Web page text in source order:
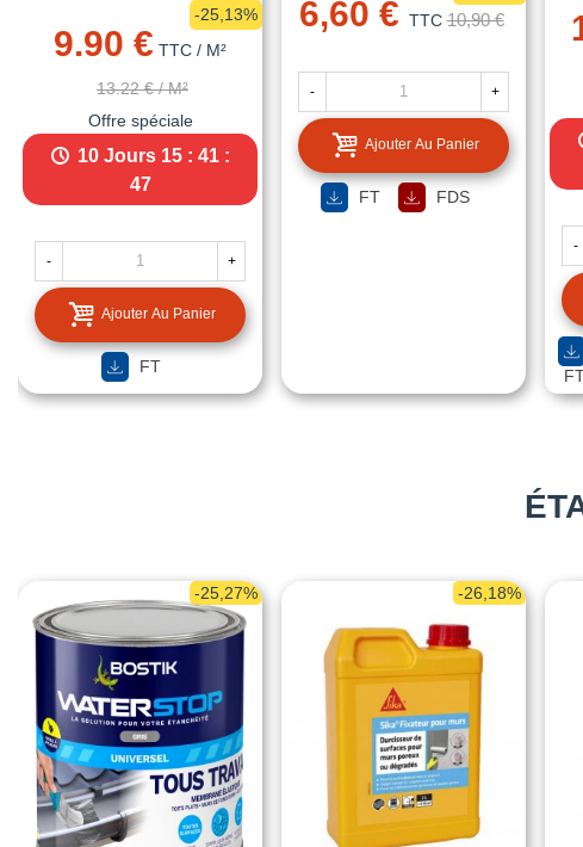
9.90 € TTC / M²
13.22 € / M²
-25,13%
Offre spéciale
10 Jours 15 : 41 :
45
- +
Ajouter Au Panier
FT
6,60 € TTC 10,90 €
- +
Ajouter Au Panier
FT FDS
-
-25,27% -26,18%